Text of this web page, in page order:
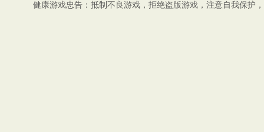
健康游戏忠告：抵制不良游戏，拒绝盗版游戏，注意自我保护